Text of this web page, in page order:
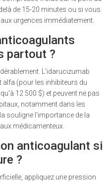
de 15-20 minutes ou si vous
urgences immédiatement.
partout ?
L'idarucizumab
alfa (pour les inhibiteurs du
12 500 $) et peuvent ne pas
notamment dans les
souligne l'importance de la
médicamenteux.
anticoagulant si
?
appliquez une pression